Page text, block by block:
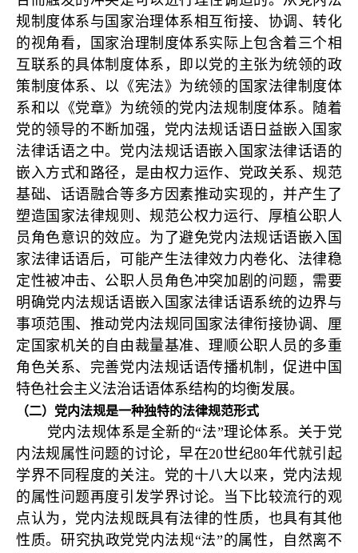
规制度体系与国家治理体系相互衔接、协调、转化
的视角看，国家治理制度体系实际上包含着三个相
互联系的具体制度体系，即以党的主张为统领的政
策制度体系、以《宪法》为统领的国家法律制度体
系和以《党章》为统领的党内法规制度体系。随着
党的领导的不断加强，党内法规话语日益嵌入国家
法律话语之中。党内法规话语嵌入国家法律话语的
嵌入方式和路径，是由权力运作、党政关系、规范
基础、话语融合等多方因素推动实现的，并产生了
塑造国家法律规则、规范公权力运行、厚植公职人
员角色意识的效应。为了避免党内法规话语嵌入国
家法律话语后，可能产生法律效力内卷化、法律稳
定性被冲击、公职人员角色冲突加剧的问题，需要
明确党内法规话语嵌入国家法律话语系统的边界与
事项范围、推动党内法规同国家法律衔接协调、厘
定国家机关的自由裁量基准、理顺公职人员的多重
角色关系、完善党内法规话语传播机制，促进中国
特色社会主义法治话语体系结构的均衡发展。
（二）党内法规是一种独特的法律规范形式
党内法规体系是全新的“法”理论体系。关于党
内法规属性问题的讨论，早在20世纪80年代就引起
学界不同程度的关注。党的十八大以来，党内法规
的属性问题再度引发学界讨论。当下比较流行的观
点认为，党内法规既具有法律的性质，也具有其他
性质。研究执政党党内法规“法”的属性，自然离不